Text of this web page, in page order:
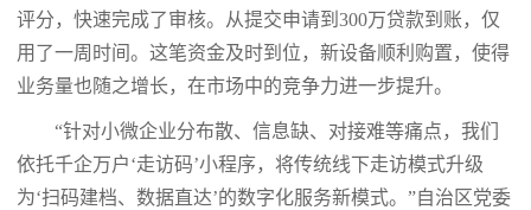
评分，快速完成了审核。从提交申请到300万贷款到账，仅
用了一周时间。这笔资金及时到位，新设备顺利购置，使得
业务量也随之增长，在市场中的竞争力进一步提升。
“针对小微企业分布散、信息缺、对接难等痛点，我们
依托千企万户‘走访码’小程序，将传统线下走访模式升级
为‘扫码建档、数据直达’的数字化服务新模式。”自治区党委